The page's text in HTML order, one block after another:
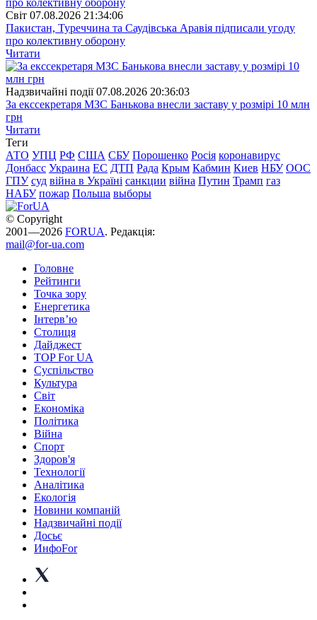
Свiт 07.08.2026 21:34:06
Пакистан, Туреччина та Саудівська Аравія підписали угоду
про колективну оборону
Читати
Надзвичайні події 07.08.2026 20:36:03
За екссекретаря МЗС Банькова внесли заставу у розмірі 10 млн
грн
Читати
Теги
АТО УПЦ РФ США СБУ Порошенко Росія коронавирус
Донбасс Украина ЕС ДТП Рада Крым Кабмин Киев НБУ ООС
ГПУ суд війна в Україні санкции війна Путин Трамп газ
НАБУ пожар Польша выборы
© Copyright
2001—2026 FORUA. Редакція:
mail@for-ua.com
Головне
Рейтинги
Точка зору
Енергетика
Інтерв’ю
Столиця
Дайджест
TOP For UA
Суспiльство
Культура
Світ
Економіка
Політика
Війна
Спорт
Здоров'я
Технології
Аналітика
Екологія
Новини компаній
Надзвичайні події
Досьє
ИнфоFor